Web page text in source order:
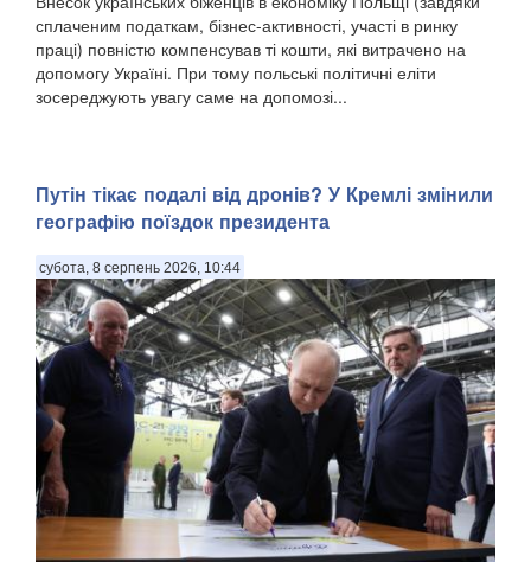
сплаченим податкам, бізнес-активності, участі в ринку
праці) повністю компенсував ті кошти, які витрачено на
допомогу Україні. При тому польські політичні еліти
зосереджують увагу саме на допомозі...
Путін тікає подалі від дронів? У Кремлі змінили
географію поїздок президента
субота, 8 серпень 2026, 10:44